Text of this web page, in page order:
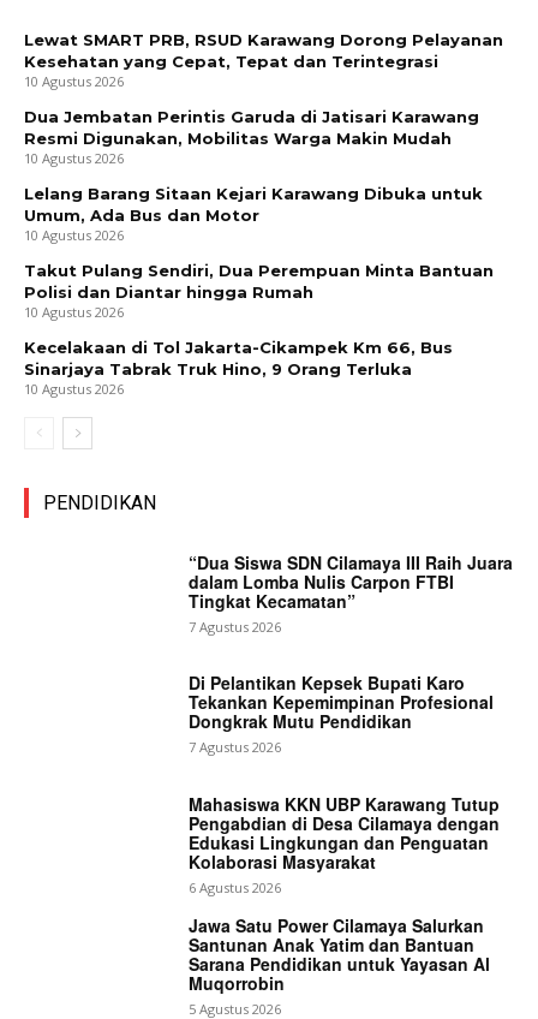
Lewat SMART PRB, RSUD Karawang Dorong Pelayanan
Kesehatan yang Cepat, Tepat dan Terintegrasi
10 Agustus 2026
Dua Jembatan Perintis Garuda di Jatisari Karawang
Resmi Digunakan, Mobilitas Warga Makin Mudah
10 Agustus 2026
Lelang Barang Sitaan Kejari Karawang Dibuka untuk
Umum, Ada Bus dan Motor
10 Agustus 2026
Takut Pulang Sendiri, Dua Perempuan Minta Bantuan
Polisi dan Diantar hingga Rumah
10 Agustus 2026
Kecelakaan di Tol Jakarta-Cikampek Km 66, Bus
Sinarjaya Tabrak Truk Hino, 9 Orang Terluka
10 Agustus 2026
PENDIDIKAN
“Dua Siswa SDN Cilamaya III Raih Juara
dalam Lomba Nulis Carpon FTBI
Tingkat Kecamatan”
7 Agustus 2026
Di Pelantikan Kepsek Bupati Karo
Tekankan Kepemimpinan Profesional
Dongkrak Mutu Pendidikan
7 Agustus 2026
Mahasiswa KKN UBP Karawang Tutup
Pengabdian di Desa Cilamaya dengan
Edukasi Lingkungan dan Penguatan
Kolaborasi Masyarakat
6 Agustus 2026
Jawa Satu Power Cilamaya Salurkan
Santunan Anak Yatim dan Bantuan
Sarana Pendidikan untuk Yayasan Al
Muqorrobin
5 Agustus 2026